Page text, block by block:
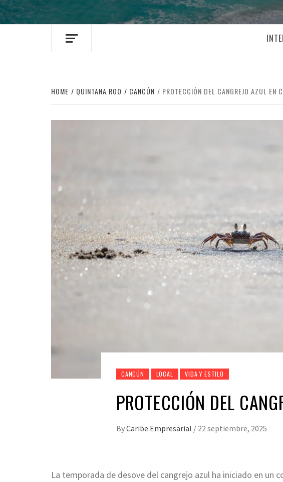
HOME QUINTANA ROO CANCÚN PROTECCIÓN DEL CANGREJO AZUL EN
CANCÚN LOCAL VIDA Y ESTILO
PROTECCIÓN DEL
ByCaribe Empresarial / 22 septiembre, 2025
La temporada de desove del cangrejo azul ha iniciado en un